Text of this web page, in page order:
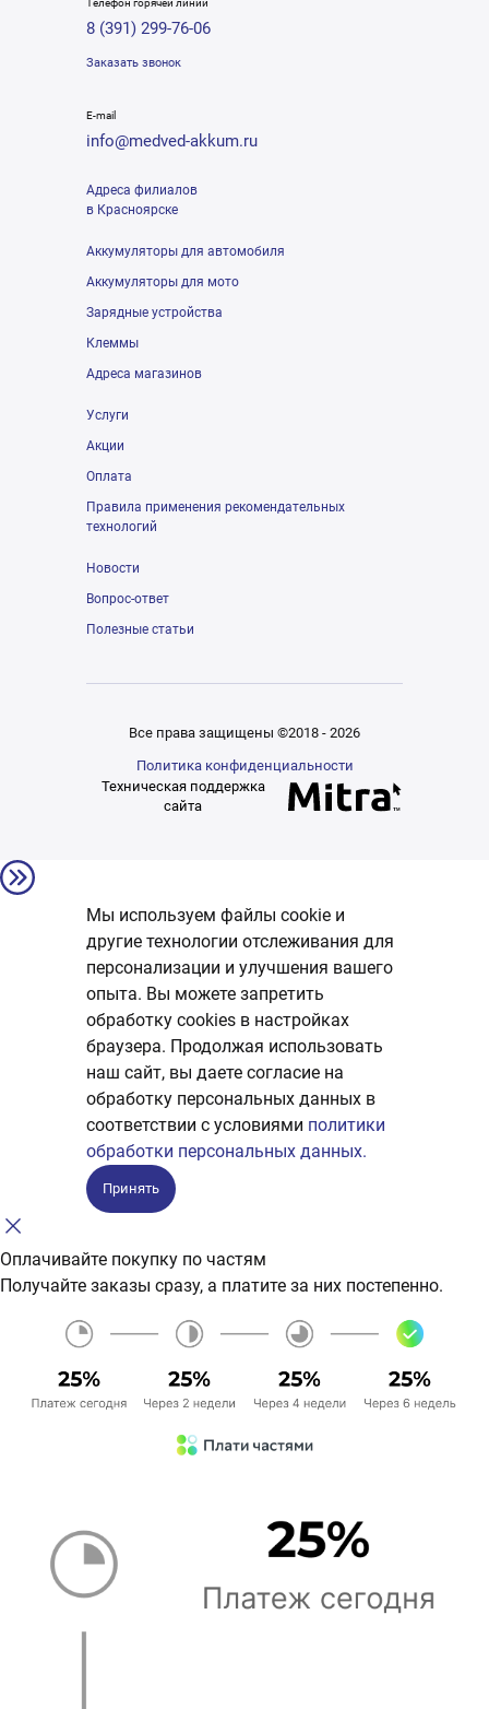
Телефон горячей линии
8 (391) 299-76-06
Заказать звонок
E-mail
info@medved-akkum.ru
Адреса филиалов
в Красноярске
Аккумуляторы для автомобиля
Аккумуляторы для мото
Зарядные устройства
Клеммы
Адреса магазинов
Услуги
Акции
Оплата
Правила применения рекомендательных
технологий
Новости
Вопрос-ответ
Полезные статьи
Все права защищены ©2018 - 2026
Политика конфиденциальности
Техническая поддержка
сайта
Мы используем файлы cookie и
другие технологии отслеживания для
персонализации и улучшения вашего
опыта. Вы можете запретить
обработку сookies в настройках
браузера. Продолжая использовать
наш сайт, вы даете согласие на
обработку персональных данных в
соответствии с условиями политики
обработки персональных данных.
Принять
Оплачивайте покупку по частям
Получайте заказы сразу, а платите за них постепенно.